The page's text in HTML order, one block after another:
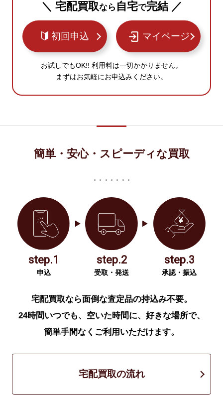
＼ 宅配買取なら 自宅で完結 ／
初回申込 マイページ
お試しでもOK!! 利用料は一切かかりません。
まずはお気軽にお申込みください。
簡単・安心・スピーディな買取
step.1
申込
step.2
受取・発送
step.3
承認・振込
宅配買取なら面倒な査定品の持込み不要。
24時間いつでも、空いた時間に、好きな場所で、
簡単手間なくご利用いただけます。
宅配買取の流れ